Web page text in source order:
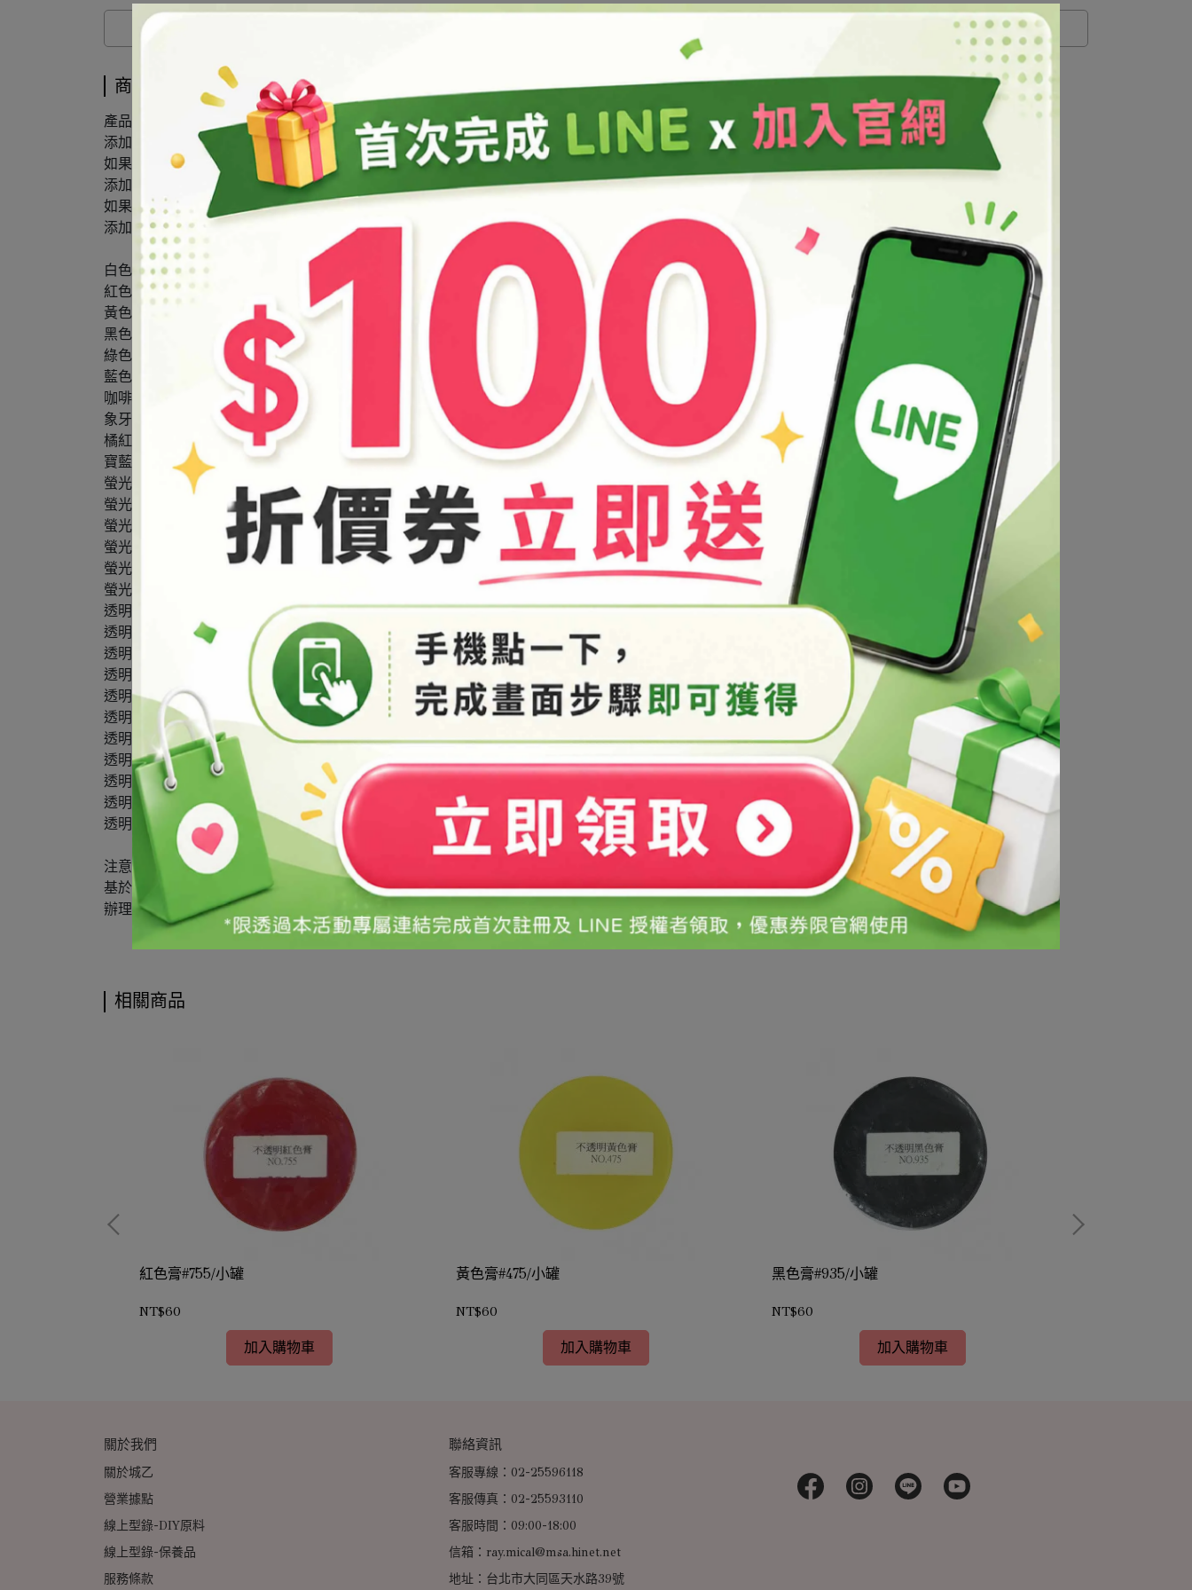
商品介紹
產品說明：
添加於油性樹脂或塑膠原料，如：不飽和樹脂(保麗膠)、環氧樹脂、各種塑膠原料。
如果原料是透明者，選擇透明色膏添加後產品呈現有顏色且透明，但是如果選擇不透明者，
添加後產品呈現有顏色但不透明。
如果原料本身是不透明者，無論選擇透明或不透明只會呈現有顏色不透明情形，
添加色膏多寡顏色會有深淺不同。
白色膏#257
紅色膏#755
黃色膏#475
黑色膏#935
綠色膏#575
藍色膏#655-1
咖啡色膏#875
象牙色膏#282
橘紅色膏#243
寶藍色膏#466
螢光朱紅色膏#821
螢光黃色膏#822
螢光綠色膏#820
螢光藍色膏#819
螢光橘色膏#823
螢光粉紅色膏#818
透明紅色膏#113
透明紫色膏#115
透明綠色膏#111
透明咖啡色膏#116
透明土耳其藍色膏#109
透明黃色膏#112
透明橘色膏#114
透明桃紅色膏#117
透明黑色膏#118
透明寶藍色膏#110
透明檸檬黃色膏#119
注意事項：
基於保障消費者個人衛生，此商品經拆封或使用後恕不接受退換貨，謝謝您
辦理商品退換貨時，如有贈品或配件，麻煩請一併寄回，否則視同缺件無法受理
相關商品
紅色膏#755/小罐
NT$60
加入購物車
黃色膏#475/小罐
NT$60
加入購物車
黑色膏#935/小罐
NT$60
加入購物車
關於我們
關於城乙
營業據點
線上型錄-DIY原料
線上型錄-保養品
服務條款
聯絡資訊
客服專線：02-25596118
客服傳真：02-25593110
客服時間：09:00-18:00
信箱：ray.mical@msa.hinet.net
地址：台北市大同區天水路39號